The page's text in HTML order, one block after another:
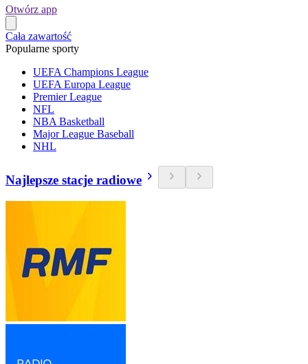
Otwórz app
Cała zawartość
Popularne sporty
UEFA Champions League
UEFA Europa League
Premier League
NFL
NBA Basketball
Major League Baseball
NHL
Najlepsze stacje radiowe